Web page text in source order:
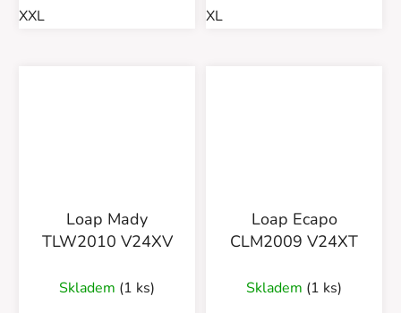
XXL XL
Loap Mady
TLW2010 V24XV
Skladem (1 ks)
Loap Ecapo
CLM2009 V24XT
Skladem (1 ks)